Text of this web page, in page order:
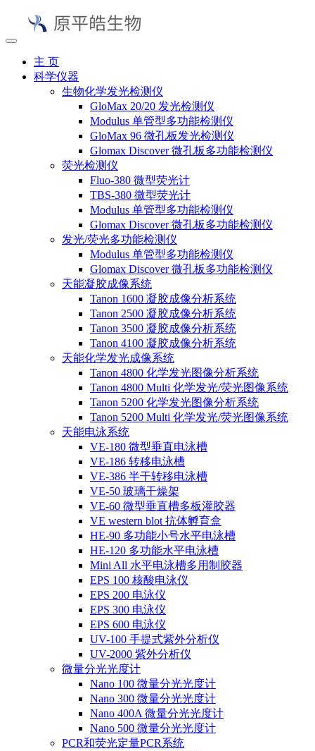
主 页
科学仪器
生物化学发光检测仪
GloMax 20/20 发光检测仪
Modulus 单管型多功能检测仪
GloMax 96 微孔板发光检测仪
Glomax Discover 微孔板多功能检测仪
荧光检测仪
Fluo-380 微型荧光计
TBS-380 微型荧光计
Modulus 单管型多功能检测仪
Glomax Discover 微孔板多功能检测仪
发光/荧光多功能检测仪
Modulus 单管型多功能检测仪
Glomax Discover 微孔板多功能检测仪
天能凝胶成像系统
Tanon 1600 凝胶成像分析系统
Tanon 2500 凝胶成像分析系统
Tanon 3500 凝胶成像分析系统
Tanon 4100 凝胶成像分析系统
天能化学发光成像系统
Tanon 4800 化学发光图像分析系统
Tanon 4800 Multi 化学发光/荧光图像系统
Tanon 5200 化学发光图像分析系统
Tanon 5200 Multi 化学发光/荧光图像系统
天能电泳系统
VE-180 微型垂直电泳槽
VE-186 转移电泳槽
VE-386 半干转移电泳槽
VE-50 玻璃干燥架
VE-60 微型垂直槽多板灌胶器
VE western blot 抗体孵育盒
HE-90 多功能小号水平电泳槽
HE-120 多功能水平电泳槽
Mini All 水平电泳槽多用制胶器
EPS 100 核酸电泳仪
EPS 200 电泳仪
EPS 300 电泳仪
EPS 600 电泳仪
UV-100 手提式紫外分析仪
UV-2000 紫外分析仪
微量分光光度计
Nano 100 微量分光光度计
Nano 300 微量分光光度计
Nano 400A 微量分光光度计
Nano 500 微量分光光度计
PCR和荧光定量PCR系统